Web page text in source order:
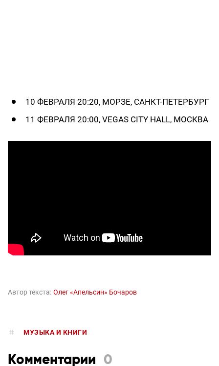
10 ФЕВРАЛЯ 20:20, МОРЗЕ, САНКТ-ПЕТЕРБУРГ
11 ФЕВРАЛЯ 20:00, VEGAS CITY HALL, МОСКВА
Автор текста: Олег «Апельсин» Бочаров
МУЗЫКА И КНИГИ
Комментарии 0